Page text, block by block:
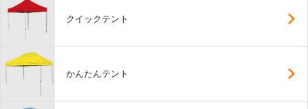
クイックテント
かんたんテント